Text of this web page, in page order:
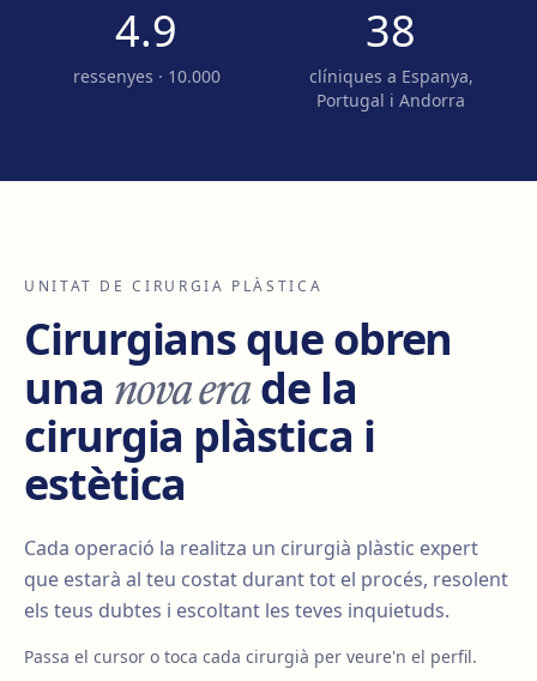
4.9
ressenyes · 10.000
38
clíniques a Espanya,
Portugal i Andorra
UNITAT DE CIRURGIA PLÀSTICA
Cirurgians que obren
una nova erade la
cirurgia plàstica i
estètica
Cada operació la realitza un cirurgià plàstic expert
que estarà al teu costat durant tot el procés, resolent
els teus dubtes i escoltant les teves inquietuds.
Passa el cursor o toca cada cirurgià per veure'n el perfil.